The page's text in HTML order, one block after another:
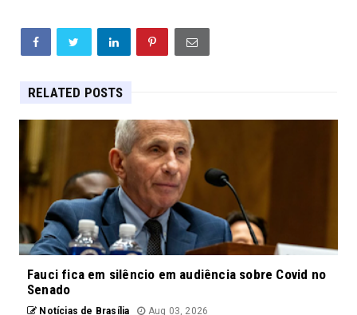
RELATED POSTS
Fauci fica em silêncio em audiência sobre Covid no
Senado
Notícias de Brasília Aug 03, 2026